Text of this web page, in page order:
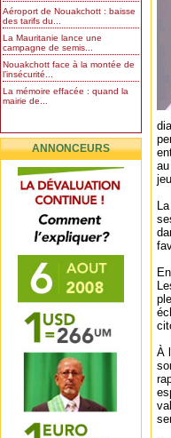
Aéroport de Nouakchott : baisse
des tarifs du...
La Mauritanie lance une
campagne de semis...
Nouakchott face à la montée de
l’insécurité...
La mémoire effacée : quand la
mairie de...
ANNONCEURS
À